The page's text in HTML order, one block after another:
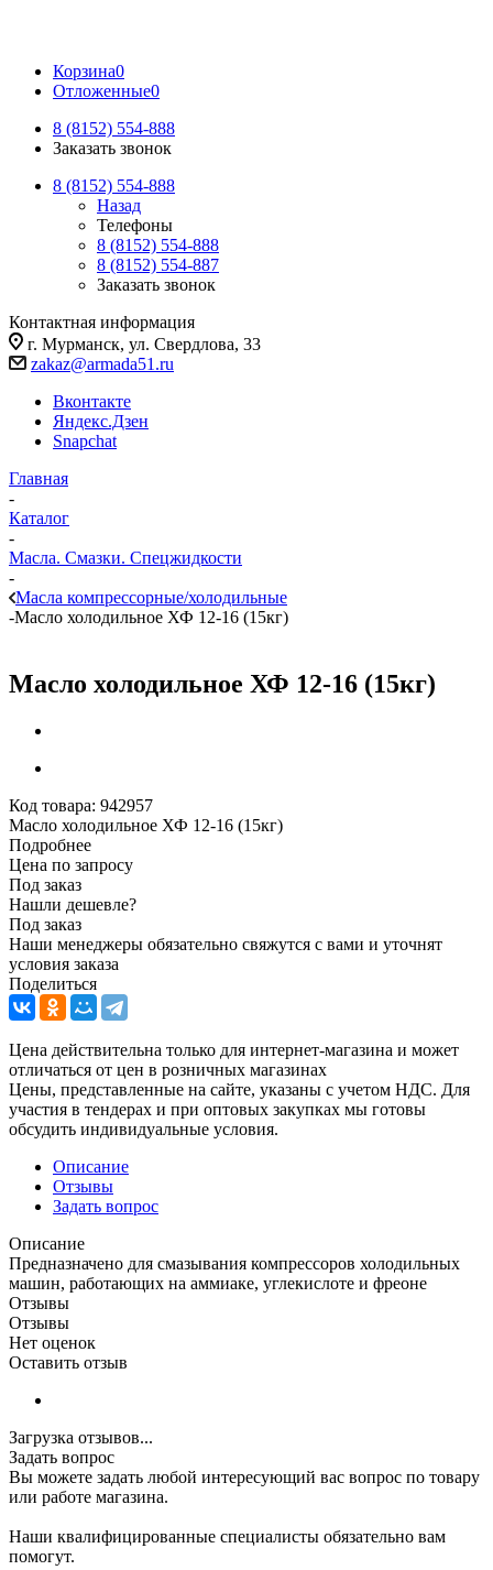
Корзина0
Отложенные0
8 (8152) 554-888
Заказать звонок
8 (8152) 554-888
Назад
Телефоны
8 (8152) 554-888
8 (8152) 554-887
Заказать звонок
Контактная информация
г. Мурманск, ул. Свердлова, 33
zakaz@armada51.ru
Вконтакте
Яндекс.Дзен
Snapchat
Главная
-
Каталог
-
Масла. Смазки. Спецжидкости
-
Масла компрессорные/холодильные
-Масло холодильное ХФ 12-16 (15кг)
Масло холодильное ХФ 12-16 (15кг)
Код товара: 942957
Масло холодильное ХФ 12-16 (15кг)
Подробнее
Цена по запросу
Под заказ
Нашли дешевле?
Под заказ
Наши менеджеры обязательно свяжутся с вами и уточнят
условия заказа
Поделиться
Цена действительна только для интернет-магазина и может
отличаться от цен в розничных магазинах
Цены, представленные на сайте, указаны с учетом НДС. Для
участия в тендерах и при оптовых закупках мы готовы
обсудить индивидуальные условия.
Описание
Отзывы
Задать вопрос
Описание
Предназначено для смазывания компрессоров холодильных
машин, работающих на аммиаке, углекислоте и фреоне
Отзывы
Отзывы
Нет оценок
Оставить отзыв
Загрузка отзывов...
Задать вопрос
Вы можете задать любой интересующий вас вопрос по товару
или работе магазина.
Наши квалифицированные специалисты обязательно вам
помогут.